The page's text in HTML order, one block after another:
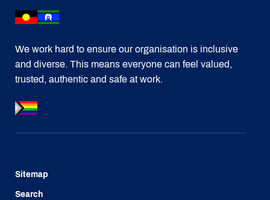
We work hard to ensure our organisation is inclusive
and diverse. This means everyone can feel valued,
trusted, authentic and safe at work.
Sitemap
Search